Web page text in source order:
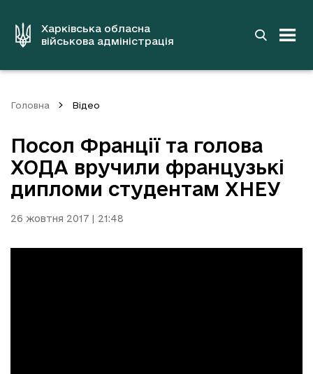
вмістуХарківська обласна
військова адміністрація
Головна Відео
Посол Франції та голова
ХОДА вручили французькі
дипломи студентам ХНЕУ
26 жовтня 2017 | 21:48